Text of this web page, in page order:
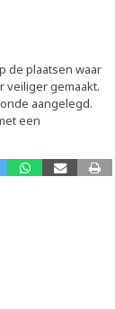
de plaatsen waar
veiliger gemaakt.
aangelegd.
een